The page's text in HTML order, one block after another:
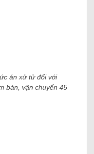
án xử tử đối với
bán, vận chuyển 45